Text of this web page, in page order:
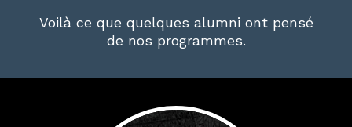
Voilà ce que quelques alumni ont pensé
de nos programmes.